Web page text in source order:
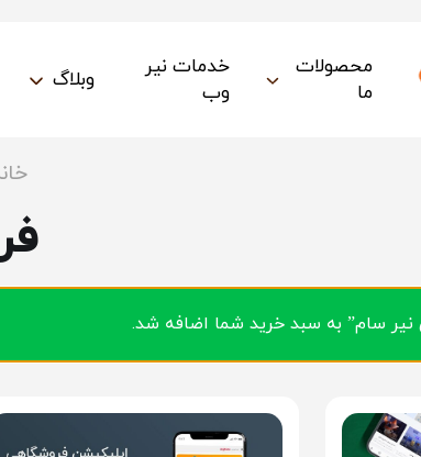
محصولات
ما
خدمات نیر
وب
وبلاگ
نیر سام” به سبد خرید شما اضافه شد.